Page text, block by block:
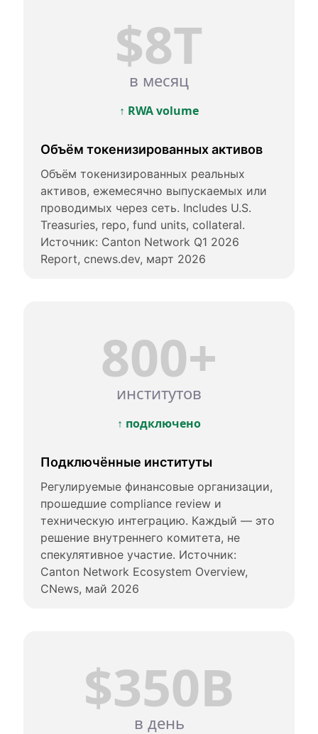
$8T
в месяц
↑ RWA volume
Объём токенизированных активов
Объём токенизированных реальных
активов, ежемесячно выпускаемых или
проводимых через сеть. Includes U.S.
Treasuries, repo, fund units, collateral.
Источник: Canton Network Q1 2026
Report, cnews.dev, март 2026
800+
институтов
↑ подключено
Подключённые институты
Регулируемые финансовые организации,
прошедшие compliance review и
техническую интеграцию. Каждый — это
решение внутреннего комитета, не
спекулятивное участие. Источник:
Canton Network Ecosystem Overview,
CNews, май 2026
$350B
в день